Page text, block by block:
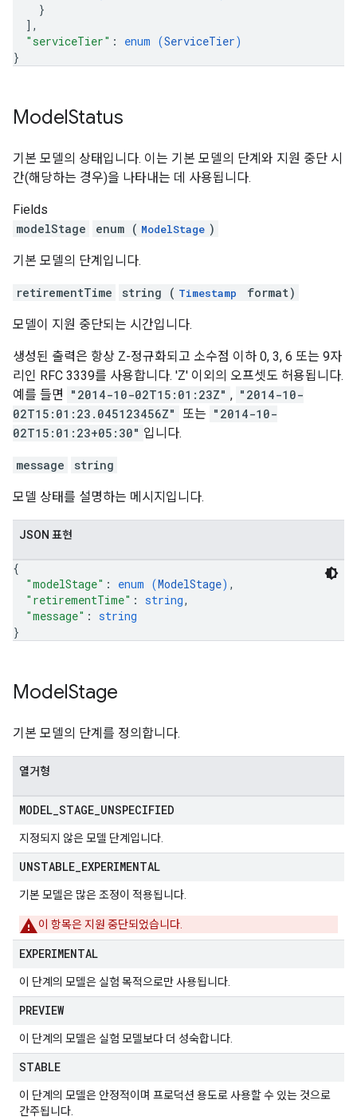
}
] ,
"serviceTier" : enum (ServiceTier)
}
ModelStatus
기본 모델의 상태입니다. 이는 기본 모델의 단계와 지원 중단 시
간(해당하는 경우)을 나타내는 데 사용됩니다.
Fields
modelStage
enum ( ModelStage )
기본 모델의 단계입니다.
retirementTime string ( Timestamp format)
모델이 지원 중단되는 시간입니다.
생성된 출력은 항상 Z-정규화되고 소수점 이하 0, 3, 6 또는 9자
리인 RFC 3339를 사용합니다. 'Z' 이외의 오프셋도 허용됩니다.
예를 들면
"2014-10-02T15:01:23Z" , "2014-10-
02T15:01:23.045123456Z"
또는 "2014-10-
02T15:01:23+05:30" 입니다.
message string
모델 상태를 설명하는 메시지입니다.
JSON 표현
{
"modelStage" : enum (ModelStage) ,
"retirementTime" : string,
"message" : string
}
ModelStage
기본 모델의 단계를 정의합니다.
열거형
MODEL STAGE UNSPECIFIED
지정되지 않은 모델 단계입니다.
UNSTABLE EXPERIMENTAL
기본 모델은 많은 조정이 적용됩니다.
이 항목은 지원 중단되었습니다.
EXPERIMENTAL
이 단계의 모델은 실험 목적으로만 사용됩니다.
PREVIEW
이 단계의 모델은 실험 모델보다 더 성숙합니다.
STABLE
이 단계의 모델은 안정적이며 프로덕션 용도로 사용할 수 있는 것으로
간주됩니다.